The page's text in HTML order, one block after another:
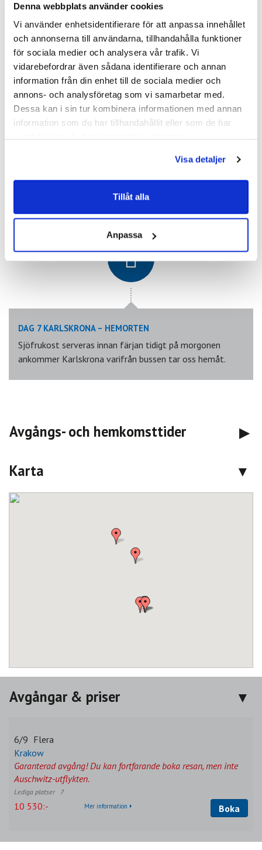
Denna webbplats använder cookies
Vi använder enhetsidentifierare för att anpassa innehållet
och annonserna till användarna, tillhandahålla funktioner
för sociala medier och analysera vår trafik. Vi
vidarebefordrar även sådana identifierare och annan
information från din enhet till de sociala medier och
annons- och analysföretag som vi samarbetar med.
Dessa kan i sin tur kombinera informationen med annan
information som du har tillhandahållit eller som de har
Visa detaljer
Tillåt alla
Anpassa
DAG 6 KRAKOW – GDYNIA
Bussen tar oss tillbaka norrut till hamnstaden Gdynia vid
DAG 7 KARLSKRONA – HEMORTEN
Sjöfrukost serveras innan färjan tidigt på morgonen
ankommer Karlskrona varifrån bussen tar oss hemåt.
Avgångs- och hemkomsttider
Karta
Avgångar & priser
6/9 Flera
Krakow
Garanterad avgång! Du kan fortfarande boka resan, men inte
Auschwitz-utflykten.
7
10 530:- Boka
Mer information